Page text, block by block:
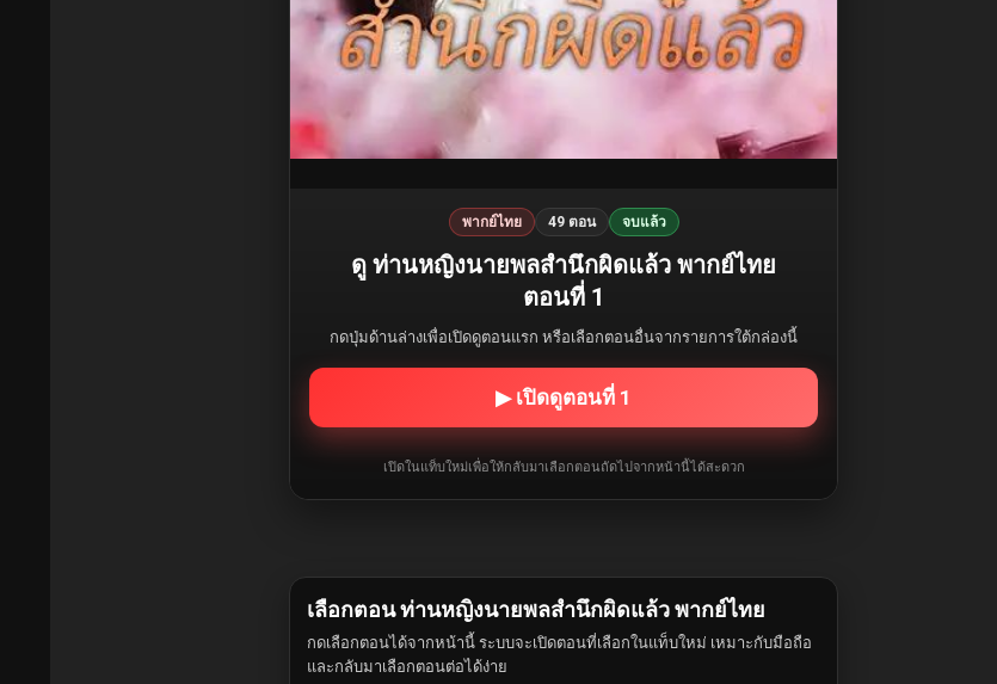
พากย์ไทย 49 ตอน จบแล้ว
ดู ท่านหญิงนายพลสำนึกผิดแล้ว พากย์ไทย
ตอนที่ 1
กดปุ่มด้านล่างเพื่อเปิดดูตอนแรก หรือเลือกตอนอื่นจากรายการใต้กล่องนี้
▶ เปิดดูตอนที่ 1
เปิดในแท็บใหม่เพื่อให้กลับมาเลือกตอนถัดไปจากหน้านี้ได้สะดวก
เลือกตอน ท่านหญิงนายพลสำนึกผิดแล้ว พากย์ไทย
กดเลือกตอนได้จากหน้านี้ ระบบจะเปิดตอนที่เลือกในแท็บใหม่ เหมาะกับมือถือ
และกลับมาเลือกตอนต่อได้ง่าย